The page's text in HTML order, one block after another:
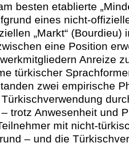
besten etablierte
eines nicht-
„Markt“ (Bourdieu)
eine Position
Anreize
türkischer
zwei empirische
trotz Anwesenheit und
mit nicht-
– und die